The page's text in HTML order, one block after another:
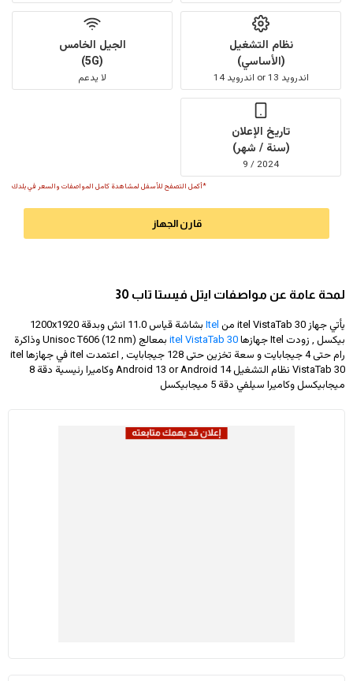
نظام التشغيل
(الأساسي)
اندرويد 13 or اندرويد 14
الجيل الخامس
(5G)
لا يدعم
تاريخ الإعلان
(سنة / شهر)
2024 / 9
*أكمل التصفح للأسفل لمشاهدة كامل المواصفات والسعر في بلدك
قارن الجهاز
لمحة عامة عن مواصفات ايتل فيستا تاب 30
يأتي جهاز itel VistaTab 30 من Itel بشاشة قياس 11.0 انش وبدقة
1200x1920
بيكسل , زودت Itel جهازها
itel VistaTab 30
بمعالج Unisoc T606 (12 nm) وذاكرة
رام حتى 4 جيجابايت و سعة تخزين حتى 128 جيجابايت , اعتمدت itel في جهازها itel
VistaTab 30 نظام التشغيل Android 13 or Android 14 وكاميرا رئيسية دقة 8
ميجابيكسل وكاميرا سيلفي دقة 5 ميجابيكسل